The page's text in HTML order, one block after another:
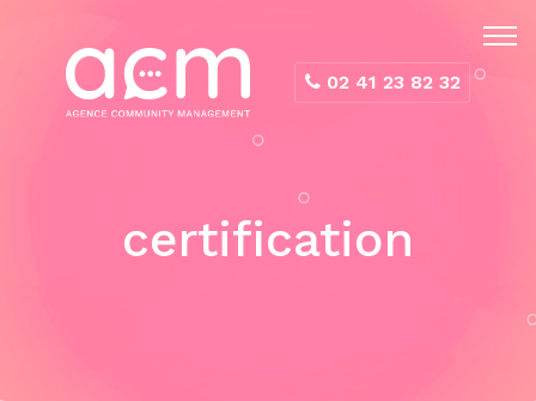
02 41 23 82 32
certification